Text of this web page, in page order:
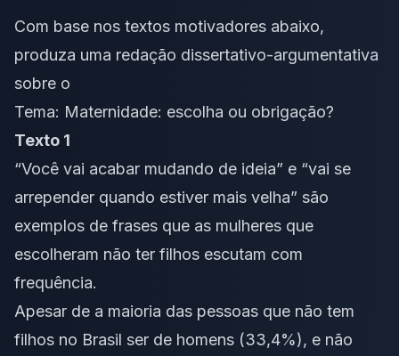
Com base nos textos motivadores abaixo,
produza uma redação dissertativo-argumentativa
sobre o
Tema: Maternidade: escolha ou obrigação?
Texto 1
“Você vai acabar mudando de ideia” e “vai se
arrepender quando estiver mais velha” são
exemplos de frases que as mulheres que
escolheram não ter filhos escutam com
frequência.
Apesar de a maioria das pessoas que não tem
filhos no Brasil ser de homens (33,4%), e não